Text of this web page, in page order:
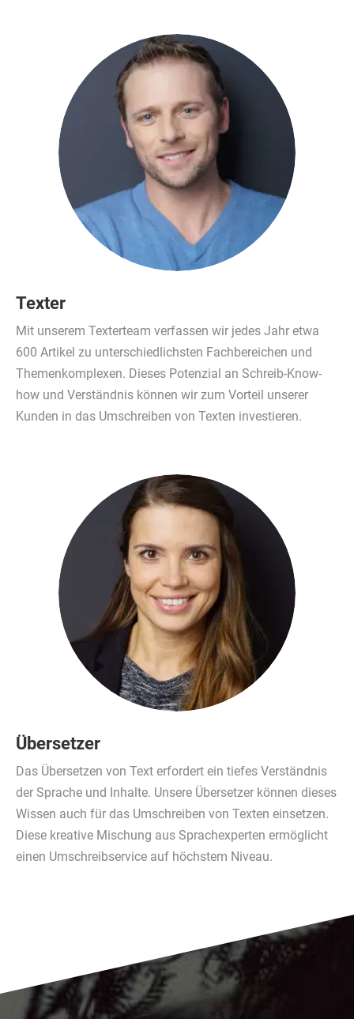
Texter
Mit unserem Texterteam verfassen wir jedes Jahr etwa
600 Artikel zu unterschiedlichsten Fachbereichen und
Themenkomplexen. Dieses Potenzial an Schreib-Know-
how und Verständnis können wir zum Vorteil unserer
Kunden in das Umschreiben von Texten investieren.
Übersetzer
Das Übersetzen von Text erfordert ein tiefes Verständnis
der Sprache und Inhalte. Unsere Übersetzer können dieses
Wissen auch für das Umschreiben von Texten einsetzen.
Diese kreative Mischung aus Sprachexperten ermöglicht
einen Umschreibservice auf höchstem Niveau.